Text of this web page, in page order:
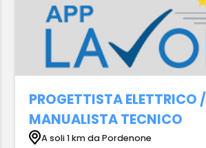
PROGETTISTA ELETTRICO /
MANUALISTA TECNICO
A soli 1 km da Pordenone